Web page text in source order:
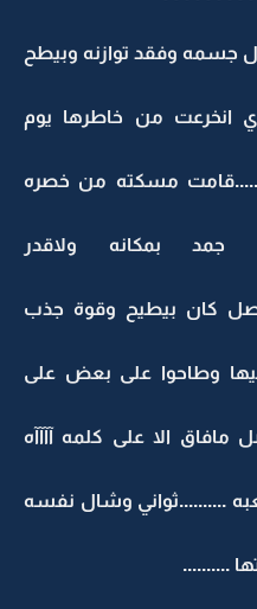
جسمه وفقد توازنه وبيطح
انخرعت من خاطرها يوم
مسكته من خصره
بمكانه ولاقدر
كان بيطيح وقوة جذب
وطاحوا على بعض على
الا على كلمه آآآآه
..........ثواني وشال نفسه
..........